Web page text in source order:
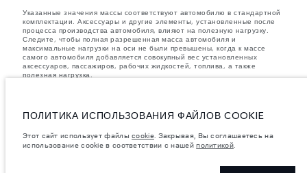
Указанные значения массы соответствуют автомобилю в стандартной
комплектации. Аксессуары и другие элементы, установленные после
процесса производства автомобиля, влияют на полезную нагрузку.
Следите, чтобы полная разрешенная масса автомобиля и
максимальные нагрузки на оси не были превышены, когда к массе
самого автомобиля добавляется совокупный вес установленных
аксессуаров, пассажиров, рабочих жидкостей, топлива, а также
полезная нагрузка.
который оказывает влияние на спецификации производимых
транспортных средств, доступность опционального оборудования и
используемые на сайте изображения могут не в полной мере
соответствовать доступным особенностям, опциям, комплектациям и
ПОЛИТИКА ИСПОЛЬЗОВАНИЯ ФАЙЛОВ COOKIE
Этот сайт использует файлыcookie. Закрывая, Вы соглашаетесь на
использование cookie в соответствии с нашейполитикой.